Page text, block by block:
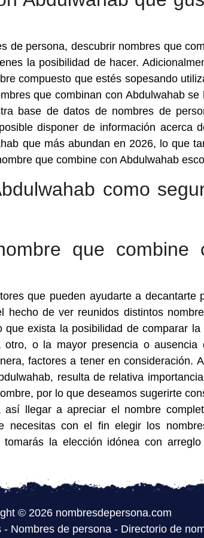
de persona, descubrir nombres que
la posibilidad de hacer.
compuesto que estés sopesando
que combinan con Abdulwahab se
base de datos de nombres de
disponer de información acerca
que más abundan en 2026, lo que
que combine con Abdulwahab
como
que combine
que pueden ayudarte a decantarte
de ver reunidos distintos
exista la posibilidad de comparar la
o la mayor presencia o ausencia
factores a tener en consideración.
resulta de relativa
por lo que deseamos sugerirte
llegar a apreciar el nombre
necesitas con el fin elegir los
la elección idónea con
© 2026 nombresdepersona.com
- Nombres de persona- Directorio de